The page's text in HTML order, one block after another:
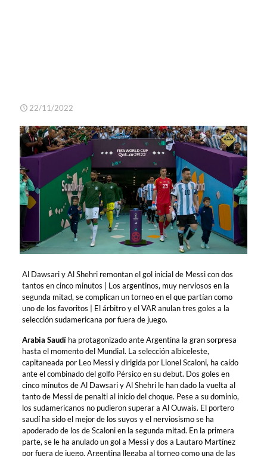
22/11/2022
Al Dawsari y Al Shehri remontan el gol inicial de Messi con dos
tantos en cinco minutos | Los argentinos, muy nerviosos en la
segunda mitad, se complican un torneo en el que partían como
uno de los favoritos | El árbitro y el VAR anulan tres goles a la
selección sudamericana por fuera de juego.
Arabia Saudíha protagonizado ante Argentina la gran sorpresa
hasta el momento del Mundial. La selección albiceleste,
capitaneada por Leo Messi y dirigida por Lionel Scaloni, ha caído
ante el combinado del golfo Pérsico en su debut. Dos goles en
cinco minutos de Al Dawsari y Al Shehri le han dado la vuelta al
tanto de Messi de penalti al inicio del choque. Pese a su dominio,
los sudamericanos no pudieron superar a Al Ouwais. El portero
saudí ha sido el mejor de los suyos y el nerviosismo se ha
apoderado de los de Scaloni en la segunda mitad. En la primera
parte, se le ha anulado un gol a Messi y dos a Lautaro Martínez
por fuera de juego. Argentina llegaba al torneo como una de las